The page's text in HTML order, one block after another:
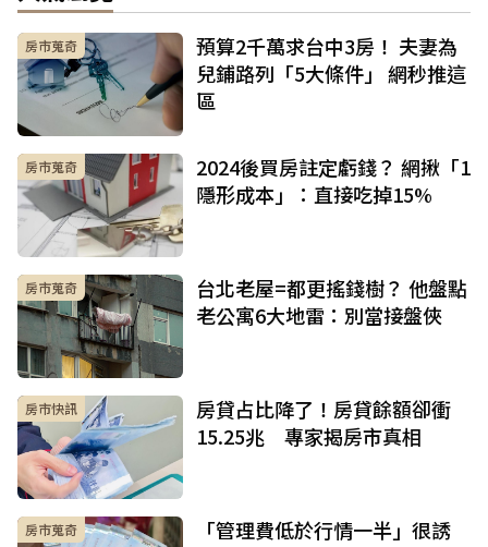
房市蒐奇
預算2千萬求台中3房！ 夫妻為
兒鋪路列「5大條件」 網秒推這
區
房市蒐奇
2024後買房註定虧錢？ 網揪「1
隱形成本」：直接吃掉15%
房市蒐奇
台北老屋=都更搖錢樹？ 他盤點
老公寓6大地雷：別當接盤俠
房市快訊
房貸占比降了！房貸餘額卻衝
15.25兆 專家揭房市真相
房市蒐奇
「管理費低於行情一半」很誘